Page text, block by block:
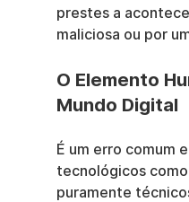
prestes a
maliciosa ou por
O Elemento
Mundo Digital
É um erro comum
tecnológicos
puramente